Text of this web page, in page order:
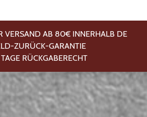
VERSAND AB 80€ INNERHALB DE
ZURÜCK-GARANTIE
RÜCKGABERECHT